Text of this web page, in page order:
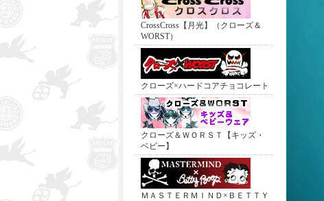
CrossCross【月光】（クローズ＆
WORST）
クローズ×ハードコアチョコレート
クローズ＆ＷＯＲＳＴ【キッズ・
ベビー】
ＭＡＳＴＥＲＭＩＮＤ×ＢＥＴＴＹ